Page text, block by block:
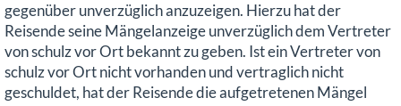
gegenüber unverzüglich anzuzeigen. Hierzu hat der
Reisende seine Mängelanzeige unverzüglich dem Vertreter
von schulz vor Ort bekannt zu geben. Ist ein Vertreter von
schulz vor Ort nicht vorhanden und vertraglich nicht
geschuldet, hat der Reisende die aufgetretenen Mängel